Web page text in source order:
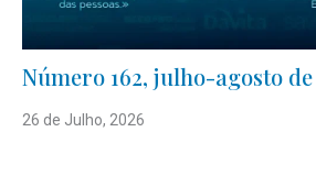
Número 162, julho-agosto de
26 de Julho, 2026